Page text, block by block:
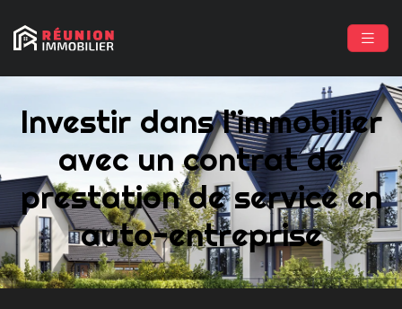
Investir dans l’immobilier
avec un contrat de
prestation de service en
auto-entreprise